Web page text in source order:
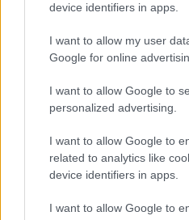
device identifiers in apps.
I want to allow my user
Google for online
I want to allow Google to
personalized advertising.
I want to allow Google to
related to analytics like
device identifiers in apps.
I want to allow Google to